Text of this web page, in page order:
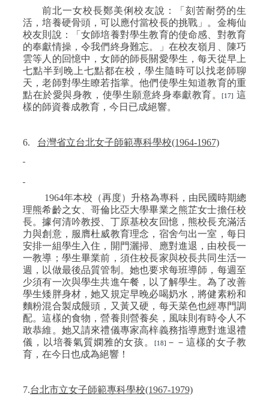
前北一女校長鄭美俐校友說：「刻苦耐勞的生
活，培養硬骨頭，可以應付當校長的挑戰」。金梅仙
校友則說：「女師培養對學生教育的使命感、對教育
的奉獻情操，令我們終身難忘。」在校友嶺月、陳巧
雲等人的回憶中，女師的師長關愛學生，每天從早上
七點半到晚上七點都在校，學生隨時可以找老師聊
天，老師對學生瞭若指掌。他們使學生知道教育的重
點在於愛與身教，使學生願意終身奉獻教育。[17]
這
樣的師資養成教育，今日已成絕響。
6. 台灣省立台北女子師範專科學校(1964-1967)
1964年本校（再度）升格為專科，由民國時期總
理熊希齡之女、哥倫比亞大學畢業之熊芷女士擔任校
長。據何清吟教授、丁原基校友回憶，熊校長充滿活
力與創意，服膺杜威教育理念，宿舍勻出一室，每日
安排一組學生入住，開門灑掃、應對進退，由校長一
一教導；學生畢業前，須住校長家與校長共同生活一
週，以做最後品質管制。她也要求每班導師，每週至
少須有一次與學生共進午餐，以了解學生。為了改善
學生矮胖身材，她又規定早晚必喝奶水，將健素粉和
麵粉混合製成饅頭，又黃又硬，每天菜色也經專門調
配。這樣的食物，營養則營養矣，風味則有時令人不
敢恭維。她又請來禮儀專家高梓義務指導應對進退禮
儀，以培養氣質嫻雅的女孩。
[18]
－－這樣的女子教
育，在今日也成為絕響！
7.台北市立女子師範專科學校(1967-1979)